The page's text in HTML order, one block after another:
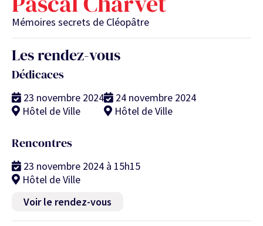
Mémoires secrets de Cléopâtre
Les rendez-vous
Dédicaces
23 novembre 2024
Hôtel de Ville
24 novembre 2024
Hôtel de Ville
Rencontres
23 novembre 2024 à 15h15
Hôtel de Ville
Voir le rendez-vous